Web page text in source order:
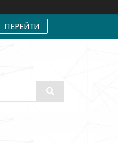
ПЕРЕЙТИ